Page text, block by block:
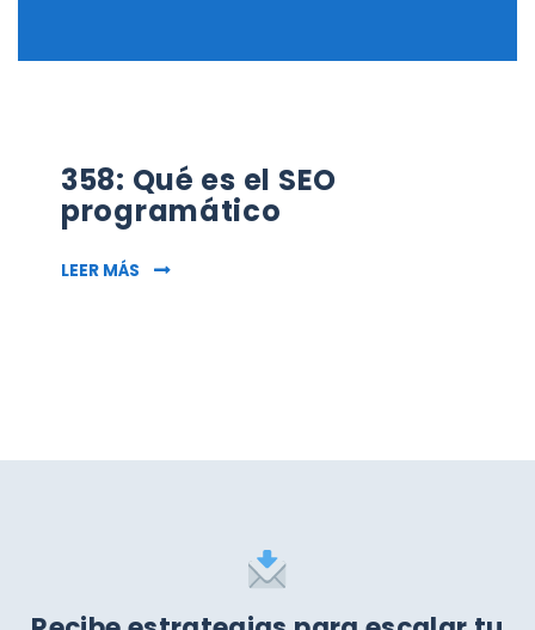
358: Qué es el SEO
programático
LEER MÁS 358: QUÉ ES EL SEO PROGRAMÁTICO